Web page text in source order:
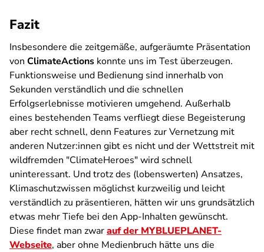
Fazit
Insbesondere die zeitgemäße, aufgeräumte Präsentation
von ClimateActions konnte uns im Test überzeugen.
Funktionsweise und Bedienung sind innerhalb von
Sekunden verständlich und die schnellen
Erfolgserlebnisse motivieren umgehend. Außerhalb
eines bestehenden Teams verfliegt diese Begeisterung
aber recht schnell, denn Features zur Vernetzung mit
anderen Nutzer:innen gibt es nicht und der Wettstreit mit
wildfremden "ClimateHeroes" wird schnell
uninteressant. Und trotz des (lobenswerten) Ansatzes,
Klimaschutzwissen möglichst kurzweilig und leicht
verständlich zu präsentieren, hätten wir uns grundsätzlich
etwas mehr Tiefe bei den App-Inhalten gewünscht.
Diese findet man zwarauf der MYBLUEPLANET-
Webseite, aber ohne Medienbruch hätte uns die